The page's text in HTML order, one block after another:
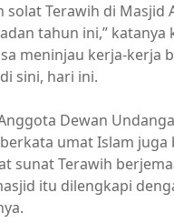
solat Terawih di Masjid
tahun ini,” katanya
meninjau kerja-kerja
sini, hari ini.
Dewan
umat Islam juga
sunat Terawih
itu dilengkapi